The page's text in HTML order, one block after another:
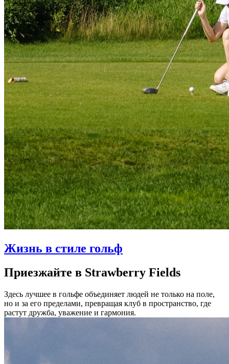
Жизнь в стиле гольф
Приезжайте в Strawberry Fields
Здесь лучшее в гольфе объединяет людей не только на поле,
но и за его пределами, превращая клуб в пространство, где
растут дружба, уважение и гармония.